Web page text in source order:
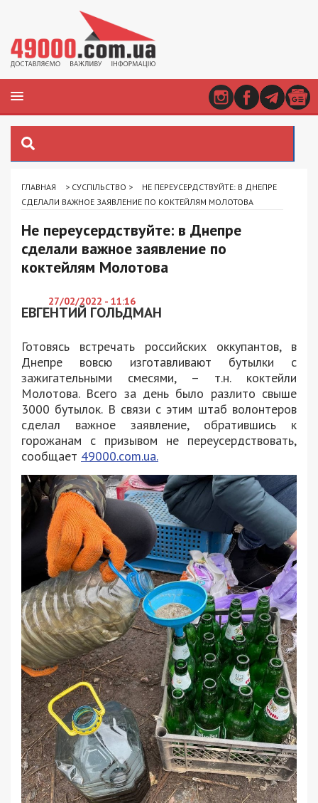
ГЛАВНАЯ > СУСПІЛЬСТВО >
НЕ ПЕРЕУСЕРДСТВУЙТЕ: В ДНЕПРЕ
СДЕЛАЛИ ВАЖНОЕ ЗАЯВЛЕНИЕ ПО КОКТЕЙЛЯМ МОЛОТОВА
Не переусердствуйте: в Днепре
сделали важное заявление по
коктейлям Молотова
27/02/2022 - 11:16
ЕВГЕНТИЙ ГОЛЬДМАН
Готовясь встречать российских оккупантов, в
Днепре вовсю изготавливают бутылки с
зажигательными смесями, – т.н. коктейли
Молотова. Всего за день было разлито свыше
3000 бутылок. В связи с этим штаб волонтеров
сделал важное заявление, обратившись к
горожанам с призывом не переусердствовать,
сообщает 49000.com.ua.